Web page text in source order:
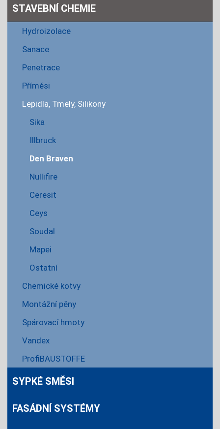
STAVEBNÍ CHEMIE
Hydroizolace
Sanace
Penetrace
Příměsi
Lepidla, Tmely, Silikony
Sika
Illbruck
Den Braven
Nullifire
Ceresit
Ceys
Soudal
Mapei
Ostatní
Chemické kotvy
Montážní pěny
Spárovací hmoty
Vandex
ProfiBAUSTOFFE
SYPKÉ SMĚSI
FASÁDNÍ SYSTÉMY